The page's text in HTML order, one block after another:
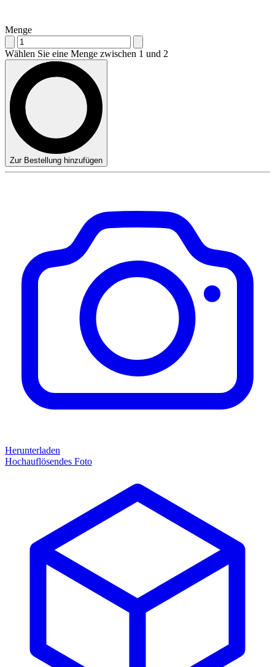
Menge
Wählen Sie eine Menge zwischen 1 und 2
Zur Bestellung hinzufügen
Herunterladen
Hochauflösendes Foto